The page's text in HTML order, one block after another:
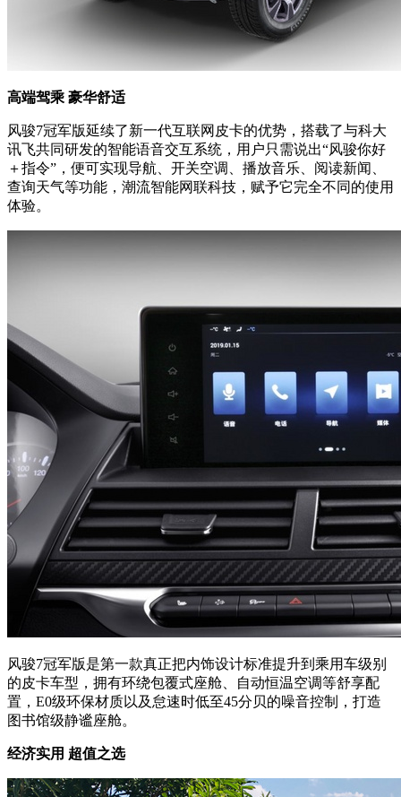
高端驾乘 豪华舒适
风骏7冠军版延续了新一代互联网皮卡的优势，搭载了与科大
讯飞共同研发的智能语音交互系统，用户只需说出“风骏你好
＋指令”，便可实现导航、开关空调、播放音乐、阅读新闻、
查询天气等功能，潮流智能网联科技，赋予它完全不同的使用
体验。
风骏7冠军版是第一款真正把内饰设计标准提升到乘用车级别
的皮卡车型，拥有环绕包覆式座舱、自动恒温空调等舒享配
置，E0级环保材质以及怠速时低至45分贝的噪音控制，打造
图书馆级静谧座舱。
经济实用 超值之选